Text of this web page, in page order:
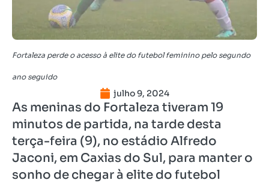
Fortaleza perde o acesso à elite do futebol feminino pelo segundo
ano seguido
julho 9, 2024
As meninas do Fortaleza tiveram 19
minutos de partida, na tarde desta
terça-feira (9), no estádio Alfredo
Jaconi, em Caxias do Sul, para manter o
sonho de chegar à elite do futebol